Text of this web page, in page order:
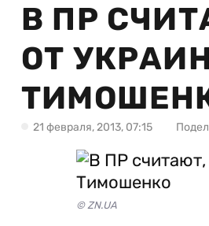
В ПР
ОТ
21 февраля, 2013, 07:15
© ZN.UA